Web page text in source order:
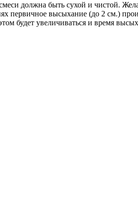
должна быть сухой и чистой.
первичное высыхание (до 2 см.)
будет увеличиваться и время